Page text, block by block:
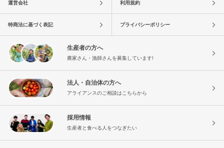
運営会社 利用規約
特商法に基づく表記 プライバシーポリシー
生産者の方へ
農家さん・漁師さんを募集しています!
法人・自治体の方へ
アライアンスのご相談はこちらから
採用情報
生産者と食べる人をつなぎたい